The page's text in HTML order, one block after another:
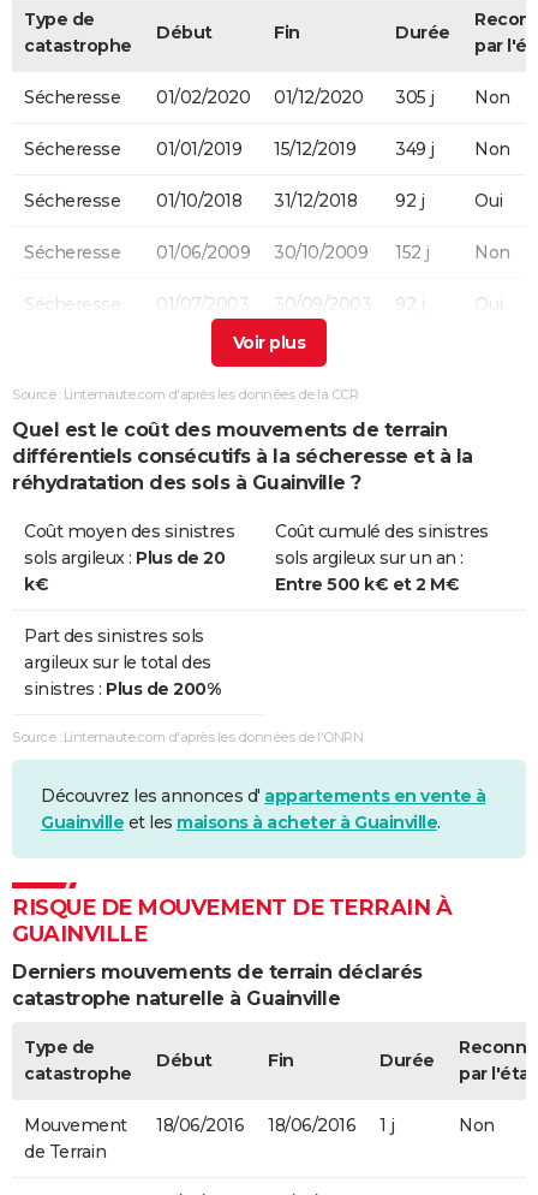
Type de
catastrophe
Début Fin Durée
par
Sécheresse 01/02/2020 01/12/2020 305 j Non
Sécheresse 01/01/2019 15/12/2019 349 j Non
Sécheresse 01/10/2018 31/12/2018 92 j Oui
Sécheresse 01/06/2009 30/10/2009 152 j Non
Sécheresse 01/07/2003 30/09/2003 92 j Oui
Source : Linternaute.com d'après les données de la CCR
Quel est le coût des mouvements de terrain
différentiels consécutifs à la sécheresse et à la
réhydratation des sols à Guainville ?
Coût moyen des sinistres
sols argileux : Plus de 20
k€
Coût cumulé des sinistres
sols argileux sur un an :
Entre 500 k€ et 2 M€
Part des sinistres sols
argileux sur le total des
sinistres : Plus de 200%
Source : Linternaute.com d'après les données de l'ONRN
Découvrez les annonces d' appartements en vente à
Guainville et les maisons à acheter à Guainville.
RISQUE DE MOUVEMENT DE TERRAIN À
GUAINVILLE
Derniers mouvements de terrain déclarés
catastrophe naturelle à Guainville
Type de
catastrophe
Début Fin Durée
par l'état
Mouvement
de Terrain
18/06/2016 18/06/2016 1 j Non